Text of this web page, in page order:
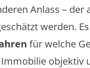
Anlass – der
werden.
für welche
objektiv